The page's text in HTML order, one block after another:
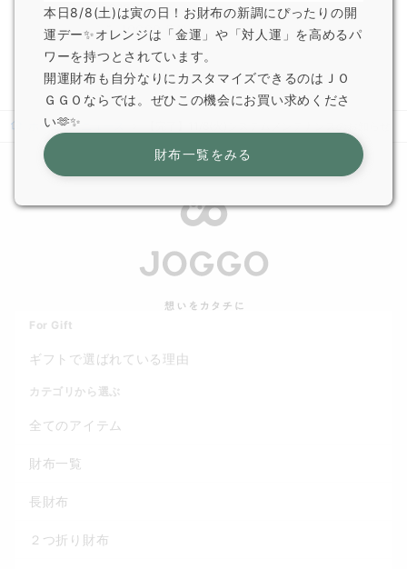
2026.6.5
JOGGO 広報
ホーム
For Gift
ギフトで選ばれている理由
カテゴリから選ぶ
全てのアイテム
財布一覧
長財布
２つ折り財布
本日8/8(土)は寅の日！お財布の新調にぴったりの開
運デー✨オレンジは「金運」や「対人運」を高めるパ
ワーを持つとされています。
開運財布も自分なりにカスタマイズできるのはＪＯ
ＧＧＯならでは。ぜひこの機会にお買い求めくださ
い🫶✨
財布一覧をみる